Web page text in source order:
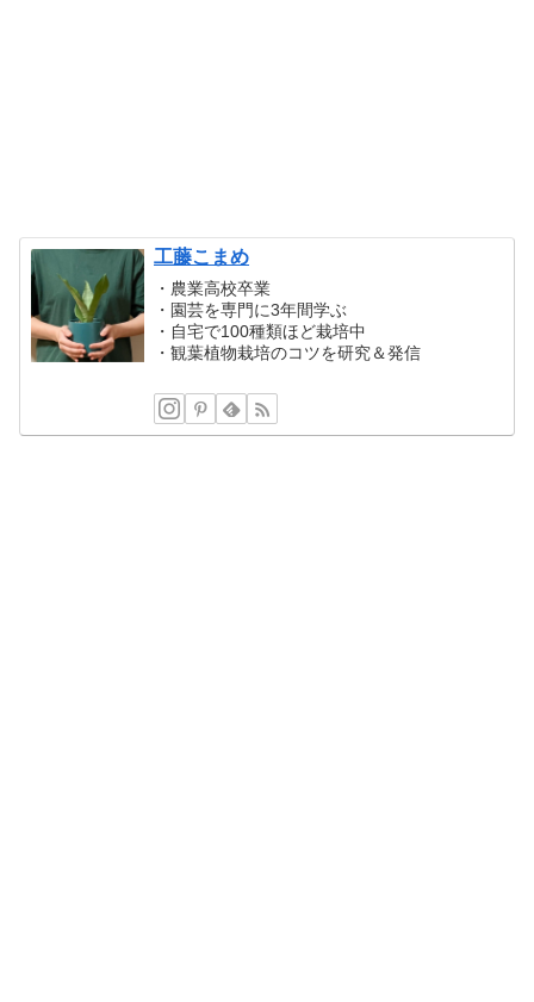
工藤こまめ
・農業高校卒業
・園芸を専門に3年間学ぶ
・自宅で100種類ほど栽培中
・観葉植物栽培のコツを研究＆発信